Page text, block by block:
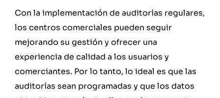
Con la implementación de auditorías regulares,
los centros comerciales pueden seguir
mejorando su gestión y ofrecer una
experiencia de calidad a los usuarios y
comerciantes. Por lo tanto, lo ideal es que las
auditorías sean programadas y que los datos